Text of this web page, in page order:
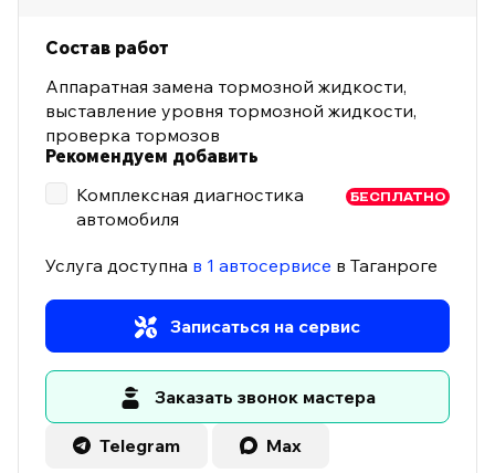
Состав работ
Аппаратная замена тормозной жидкости,
выставление уровня тормозной жидкости,
проверка тормозов
Рекомендуем добавить
БЕСПЛАТНО
Комплексная диагностика
автомобиля
Услуга доступна в 1 автосервисе в Таганроге
Записаться на сервис
Заказать звонок мастера
Telegram Max